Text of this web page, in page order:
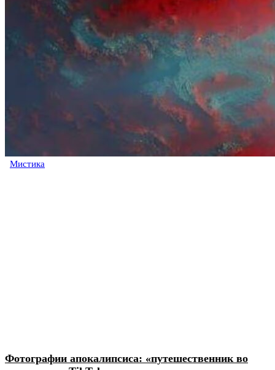
Мистика
Фотографии апокалипсиса: «путешественник во